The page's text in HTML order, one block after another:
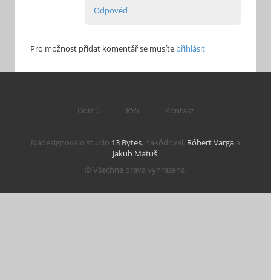
Odpověď
Pro možnost přidat komentář se musíte přihlásit
Domů RSS Kontakt
Nadesignovalo studio 13 Bytes, nakódovali Róbert Varga a
Jakub Matuš.
© Všechna práva vyhrazena.